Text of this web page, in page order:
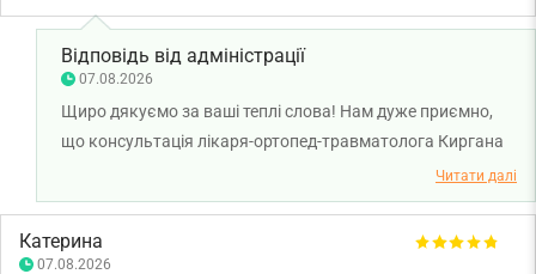
Відповідь від адміністрації
07.08.2026
Щиро дякуємо за ваші теплі слова! Нам дуже приємно,
що консультація лікаря-ортопед-травматолога Киргана
Валентина була для вас корисною, а рекомендації лікаря
допомогли краще розібратися з вашою проблемою.
Дякуємо за побажання та бажаємо вам міцного
здоров’я!
Читати далі
Катерина
07.08.2026